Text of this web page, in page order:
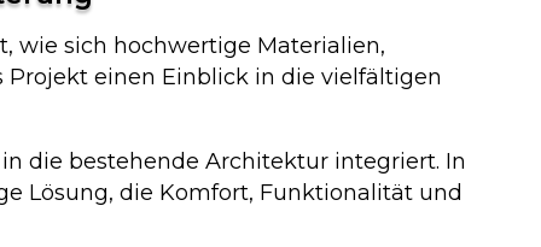
wie sich hochwertige Materialien,
einen Einblick in die vielfältigen
die bestehende Architektur integriert. In
Lösung, die Komfort, Funktionalität und